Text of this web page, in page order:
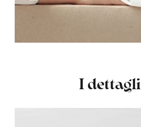
I dettagli